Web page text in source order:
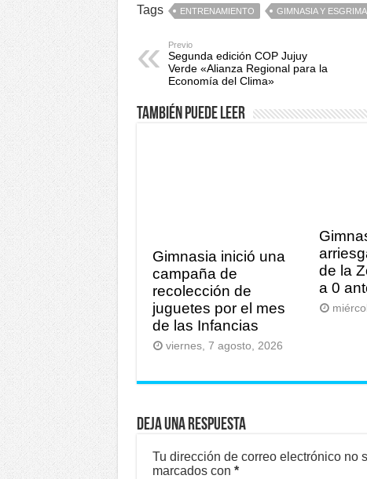
Tags ENTRENAMIENTO GIMNASIA Y
Previo
Segunda edición COP Jujuy
Verde «Alianza Regional para la
Economía del Clima»
También puede leer
Gimnasia inició una
campaña de
recolección de
juguetes por el mes
de las Infancias
viernes, 7 agosto, 2026
de la
a 0
Deja una respuesta
Tu dirección de correo electrónico no
marcados con *